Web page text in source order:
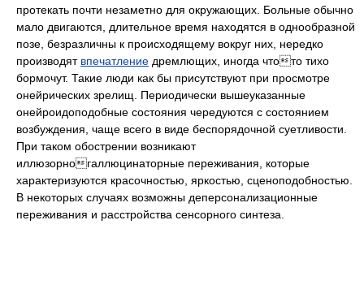
протекать почти незаметно для окружающих. Больные обычно
мало двигаются, длительное время находятся в однообразной
позе, безразличны к происходящему вокруг них, нередко
производят впечатление дремлющих, иногда чтото тихо
бормочут. Такие люди как бы присутствуют при просмотре
онейрических зрелищ. Периодически вышеуказанные
онейроидоподобные состояния чередуются с состоянием
возбуждения, чаще всего в виде беспорядочной суетливости.
При таком обострении возникают
иллюзорногаллюцинаторные переживания, которые
характеризуются красочностью, яркостью, сценоподобностью.
В некоторых случаях возможны деперсонализационные
переживания и расстройства сенсорного синтеза.